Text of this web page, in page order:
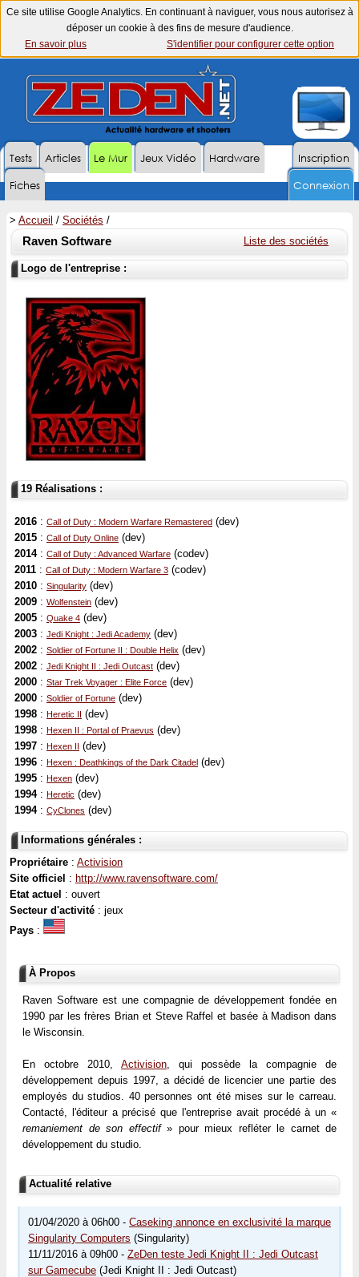
Ce site utilise Google Analytics. En continuant à naviguer, vous nous autorisez à
déposer un cookie à des fins de mesure d'audience.
En savoir plus
S'identifier pour configurer cette option
Inscription
Tests Articles Le Mur Jeux Vidéo
Hardware
Fiches
Connexion
> Accueil / Sociétés /
Liste des sociétés
Raven Software
Logo de l'entreprise :
19 Réalisations :
2016 : Call of Duty : Modern Warfare Remastered (dev)
2015 : Call of Duty Online (dev)
2014: Call of Duty : Advanced Warfare (codev)
2011 : Call of Duty : Modern Warfare 3 (codev)
2010 : Singularity (dev)
2009 : Wolfenstein (dev)
2005 : Quake 4 (dev)
2003 : Jedi Knight : Jedi Academy (dev)
2002 : Soldier of Fortune II : Double Helix (dev)
2002 : Jedi Knight II : Jedi Outcast (dev)
2000 : Star Trek Voyager : Elite Force (dev)
2000 : Soldier of Fortune (dev)
1998 : Heretic II
(dev)
1998 : Hexen II : Portal of Praevus (dev)
1997 : Hexen II
(dev)
1996 : Hexen : Deathkings of the Dark Citadel (dev)
1995 : Hexen (dev)
1994: Heretic (dev)
1994: CyClones (dev)
Informations générales :
Propriétaire : Activision
Site officiel : http://www.ravensoftware.com/
Etat actuel : ouvert
Secteur d'activité : jeux
Pays :
À Propos
Raven Software est une compagnie de développement fondée en
1990 par les frères Brian et Steve Raffel et basée à Madison dans
le Wisconsin.
En octobre 2010, Activision , qui possède la compagnie de
développement depuis 1997, a décidé de licencier une partie des
employés du studios. 40 personnes ont été mises sur le carreau.
Contacté, l'éditeur a précisé que l'entreprise avait procédé à un «
remaniement de son effectif» pour mieux refléter le carnet de
développement du studio.
Actualité relative
01/04/2020 à 06h00 - Caseking annonce en exclusivité la marque
Singularity Computers (Singularity)
11/11/2016 à 09h00 - ZeDen teste Jedi Knight II : Jedi Outcast
sur Gamecube (Jedi Knight II : Jedi Outcast)